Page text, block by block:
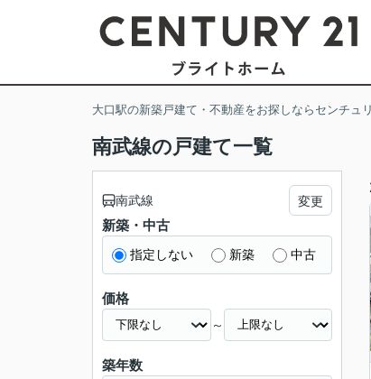
大口駅の新築戸建て・不動産をお探しならセンチュ
南武線の戸建て一覧
南武線 変更
新築・中古
指定しない 新築 中古
価格
～
築年数